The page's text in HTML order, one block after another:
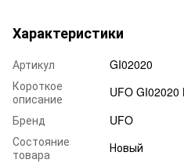
Характеристики
Артикул
GI02020
Короткое
описание
UFO GI02020
Бренд
UFO
Состояние
товара
Новый